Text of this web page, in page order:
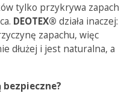
tylko przykrywa zapach
DEOTEX® działa inaczej:
zapachu, więc
dłużej i jest naturalna, a
bezpieczne?